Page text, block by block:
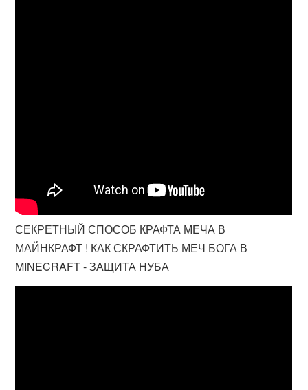
СЕКРЕТНЫЙ СПОСОБ КРАФТА МЕЧА В
МАЙНКРАФТ ! КАК СКРАФТИТЬ МЕЧ БОГА В
MINECRAFT - ЗАЩИТА НУБА